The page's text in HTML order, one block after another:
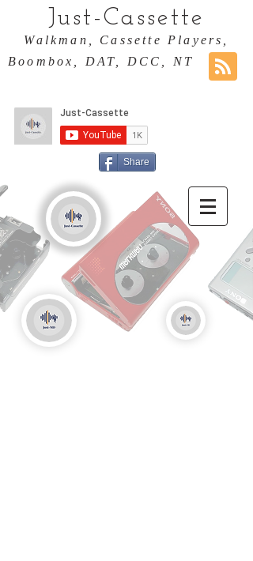
Just-Cassette
Walkman, Cassette Players,
Boombox, DAT, DCC, NT
Share